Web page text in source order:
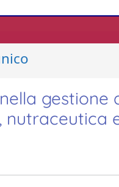
gestione